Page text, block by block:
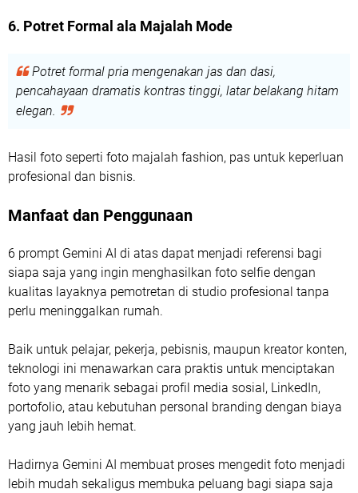
6. Potret Formal ala Majalah Mode
Potret formal pria mengenakan jas dan dasi,
pencahayaan dramatis kontras tinggi, latar belakang hitam
elegan.
Hasil foto seperti foto majalah fashion, pas untuk keperluan
profesional dan bisnis.
Manfaat dan Penggunaan
6 prompt Gemini AI di atas dapat menjadi referensi bagi
siapa saja yang ingin menghasilkan foto selfie dengan
kualitas layaknya pemotretan di studio profesional tanpa
perlu meninggalkan rumah.
Baik untuk pelajar, pekerja, pebisnis, maupun kreator konten,
teknologi ini menawarkan cara praktis untuk menciptakan
foto yang menarik sebagai profil media sosial, LinkedIn,
portofolio, atau kebutuhan personal branding dengan biaya
yang jauh lebih hemat.
Hadirnya Gemini AI membuat proses mengedit foto menjadi
lebih mudah sekaligus membuka peluang bagi siapa saja